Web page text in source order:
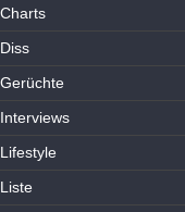
Charts
Diss
Gerüchte
Interviews
Lifestyle
Liste